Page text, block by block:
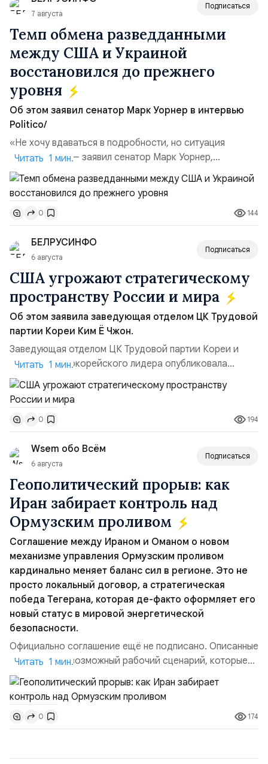
7 августа
Подписаться
Темп обмена разведданными
между США и Украиной
восстановился до прежнего
уровня
Об этом заявил сенатор Марк Уорнер в интервью
Politico/
«Не хочу вдаваться в подробности, но ситуация
улучшилась», — заявил сенатор Марк Уорнер,
высокопоставленный член комитета по разведке,
добавив, что использование Украиной беспилотников и
ракет большой дальности позволило ей наносить
удары вглубь российской территории и укрепило её
позиции.Сотрудничество со стороны США стало
ключом к позитивному пов...
Читать 1 мин.
0 144
БЕЛРУСИНФО
6 августа
Подписаться
США угрожают стратегическому
пространству России и мира
Об этом заявила заведующая отделом ЦК Трудовой
партии Кореи Ким Ё Чжон.
Заведующая отделом ЦК Трудовой партии Кореи и
сестра северокорейского лидера опубликовала
заявление для прессы в ответ на проведение Токио
совместных с флотом США запусков крылатых ракет
Томагавк.«Япония отбросила обманчивую видимость
„исключительно оборонительной страны“ и выносит
вопрос о собственном ядерном вооружении на
всеобщее обозрение, одновреме...
Читать 1 мин.
0 194
Wsem обо Всём
6 августа
Подписаться
Геополитический прорыв: как
Иран забирает контроль над
Ормузским проливом
Соглашение между Ираном и Оманом о новом
механизме управления Ормузским проливом
кардинально меняет баланс сил в регионе. Это не
просто локальный договор, а стратегическая
победа Тегерана, которая де-факто оформляет его
новый статус в мировой энергетической
безопасности.
Официально соглашение ещё не подписано. Описанные
пункты — это возможный рабочий сценарий, которые
скорее всего будут реализованы.Разбираем ключевые
тезисы и последствия этого соглашения:. 1. Новые
доли контроля (75 на 25). Было: Ранее Иран и Оман
контролировали пролив на паритетных началах —
50/50. Стало: Новое соглашение закрепляет за
Читать 1 мин.
0 174